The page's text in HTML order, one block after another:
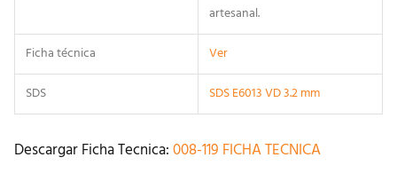
artesanal.
Ficha técnica
Ver
SDS
SDS E6013 VD 3.2 mm
Descargar Ficha Tecnica:008-119 FICHA TECNICA